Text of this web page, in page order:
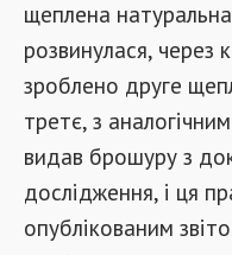
щеплена
розвинулася, через
зроблено друге
третє, з
видав брошуру з
дослідження, і ця
опублікованим